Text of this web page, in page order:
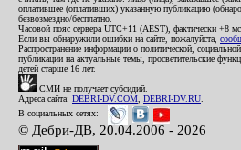
оплатившее (оплативших) указанную публикацию
безвозмездно/бесплатно.
Часовой пояс сервера UTC+11 (AEST), фактически +8
Если вы обнаружили ошибки на сайте, пожалуйста,
Распространение информации о политической,
публикации на актуальные темы, просветительские
детей старше 16 лет.
СМИ не получает субсидий.
Адреса сайта: DEBRI-DV.COM DEBRI-DV.RU
В социальных сетях:
© Дебри-ДВ, 20.04.2006 - 2026